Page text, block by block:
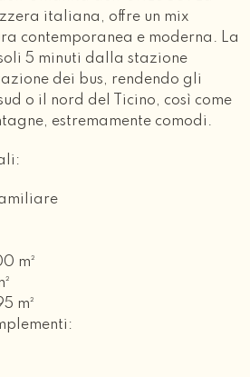
italiana, offre un mix
contemporanea e moderna. La
5 minuti dalla stazione
dei bus, rendendo gli
o il nord del Ticino, così come
estremamente comodi.
m²
m²